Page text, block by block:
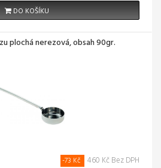
DO KOŠÍKU
plochá nerezová, obsah 90gr.
-73 Kč 460 Kč Bez DPH